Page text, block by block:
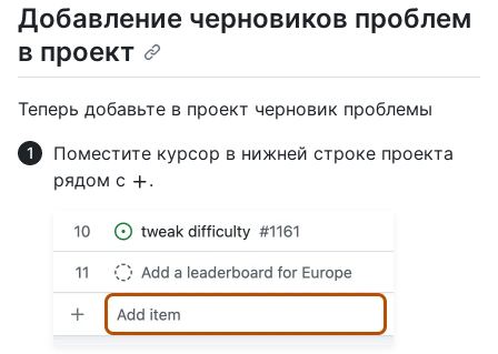
Добавление черновиков проблем
в проект
Теперь добавьте в проект черновик проблемы
Поместите курсор в нижней строке проекта
рядом с
.